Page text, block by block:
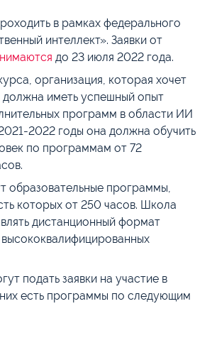
в рамках федерального
интеллект». Заявки от
до 23 июля 2022 года.
организация, которая хочет
должна иметь успешный опыт
программ в области ИИ
2022 годы она должна обучить
по программам от 72
образовательные программы,
которых от 250 часов. Школа
дистанционный формат
подать заявки на участие в
есть программы по следующим